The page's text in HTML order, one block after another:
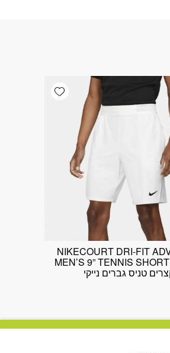
Add wishlist
NIKECOURT DRI-FIT
MEN’S 9” TENNIS
טניס גברים נייקי